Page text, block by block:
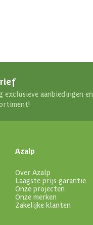
aanbiedingen en
Azalp
Over Azalp
Laagste prijs garantie
Onze projecten
Onze merken
Zakelijke klanten